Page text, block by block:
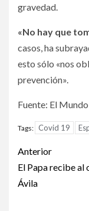
gravedad.
«No hay que
casos, ha
esto sólo «nos
prevención».
Fuente: El Mundo
Tags: Covid 19
Post
Anterior
El Papa recibe al
Ávila